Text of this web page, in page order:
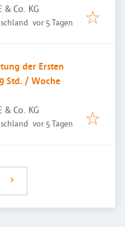
& Co. KG
Veröffentlicht
vor 5 Tagen
der Ersten
Std. / Woche
& Co. KG
Veröffentlicht
vor 5 Tagen